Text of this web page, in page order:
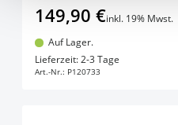
149,90 €inkl. 19% Mwst.
Auf Lager.
Lieferzeit: 2-3 Tage
Art.-Nr.: P120733